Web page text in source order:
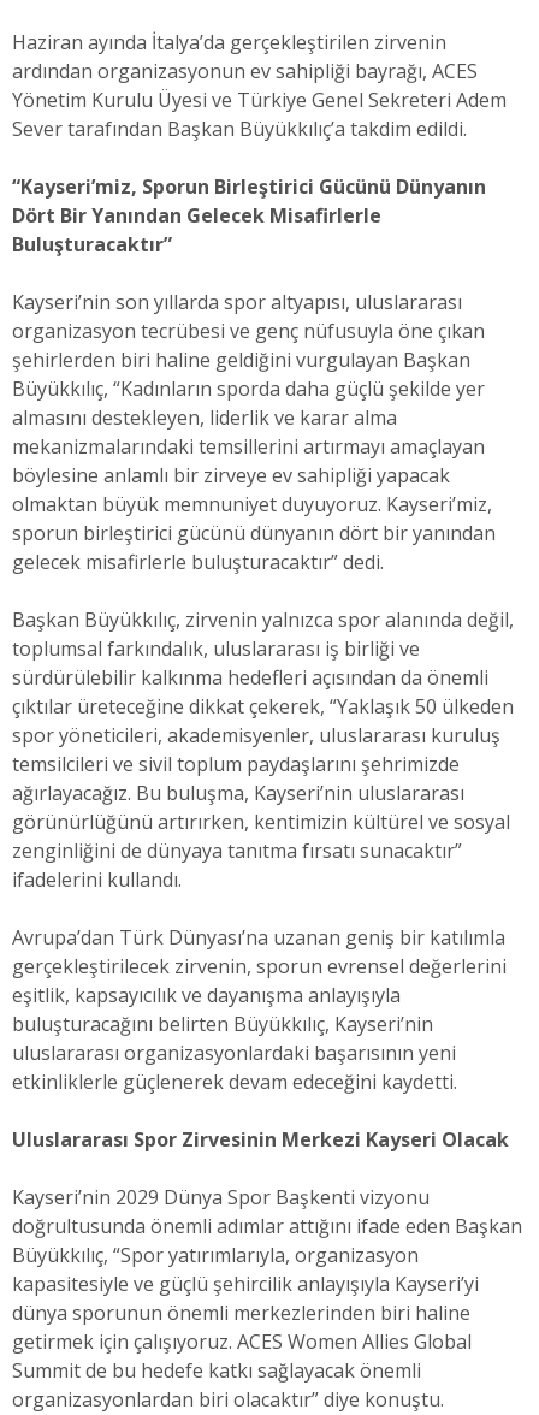
Haziran ayında İtalya’da gerçekleştirilen zirvenin
ardından organizasyonun ev sahipliği bayrağı, ACES
Yönetim Kurulu Üyesi ve Türkiye Genel Sekreteri Adem
Sever tarafından Başkan Büyükkılıç’a takdim edildi.
“Kayseri’miz, Sporun Birleştirici Gücünü Dünyanın
Dört Bir Yanından Gelecek Misafirlerle
Buluşturacaktır”
Kayseri’nin son yıllarda spor altyapısı, uluslararası
organizasyon tecrübesi ve genç nüfusuyla öne çıkan
şehirlerden biri haline geldiğini vurgulayan Başkan
Büyükkılıç, “Kadınların sporda daha güçlü şekilde yer
almasını destekleyen, liderlik ve karar alma
mekanizmalarındaki temsillerini artırmayı amaçlayan
böylesine anlamlı bir zirveye ev sahipliği yapacak
olmaktan büyük memnuniyet duyuyoruz. Kayseri’miz,
sporun birleştirici gücünü dünyanın dört bir yanından
gelecek misafirlerle buluşturacaktır” dedi.
Başkan Büyükkılıç, zirvenin yalnızca spor alanında değil,
toplumsal farkındalık, uluslararası iş birliği ve
sürdürülebilir kalkınma hedefleri açısından da önemli
çıktılar üreteceğine dikkat çekerek, “Yaklaşık 50 ülkeden
spor yöneticileri, akademisyenler, uluslararası kuruluş
temsilcileri ve sivil toplum paydaşlarını şehrimizde
ağırlayacağız. Bu buluşma, Kayseri’nin uluslararası
görünürlüğünü artırırken, kentimizin kültürel ve sosyal
zenginliğini de dünyaya tanıtma fırsatı sunacaktır”
ifadelerini kullandı.
Avrupa’dan Türk Dünyası’na uzanan geniş bir katılımla
gerçekleştirilecek zirvenin, sporun evrensel değerlerini
eşitlik, kapsayıcılık ve dayanışma anlayışıyla
buluşturacağını belirten Büyükkılıç, Kayseri’nin
uluslararası organizasyonlardaki başarısının yeni
etkinliklerle güçlenerek devam edeceğini kaydetti.
Uluslararası Spor Zirvesinin Merkezi Kayseri Olacak
Kayseri’nin 2029 Dünya Spor Başkenti vizyonu
doğrultusunda önemli adımlar attığını ifade eden Başkan
Büyükkılıç, “Spor yatırımlarıyla, organizasyon
kapasitesiyle ve güçlü şehircilik anlayışıyla Kayseri’yi
dünya sporunun önemli merkezlerinden biri haline
getirmek için çalışıyoruz. ACES Women Allies Global
Summit de bu hedefe katkı sağlayacak önemli
organizasyonlardan biri olacaktır” diye konuştu.